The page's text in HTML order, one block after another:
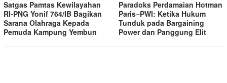
Satgas Pamtas Kewilayahan
RI-PNG Yonif 764/IB Bagikan
Sarana Olahraga Kepada
Pemuda Kampung Yembun
Paradoks Perdamaian Hotman
Paris–PWI: Ketika Hukum
Tunduk pada Bargaining
Power dan Panggung Elit